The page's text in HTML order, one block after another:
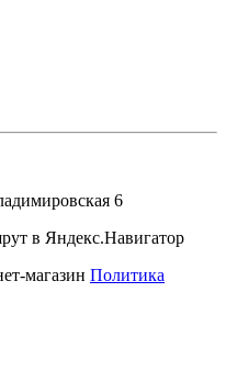
6
в Яндекс.Навигатор
магазин Политика